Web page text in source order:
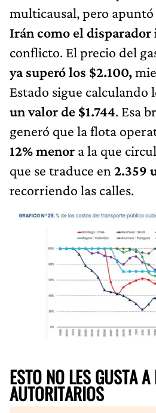
multicausal, pero apuntó
Irán como el
conflicto. El precio del
ya superó los $2.100,
Estado sigue calculando
un valor de $1.744. Esa
generó que la flota
12% menor a la que
que se traduce en 2.359
recorriendo las calles.
ESTO NO LES GUSTA A
AUTORITARIOS